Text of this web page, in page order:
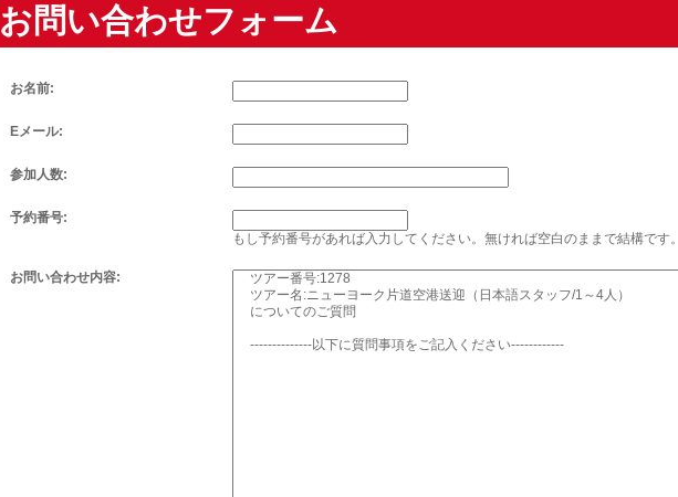
お問い合わせフォーム
お名前:
Eメール:
参加人数:
予約番号:
もし予約番号があれば入力してください。無ければ空白のままで結構です。
お問い合わせ内容: